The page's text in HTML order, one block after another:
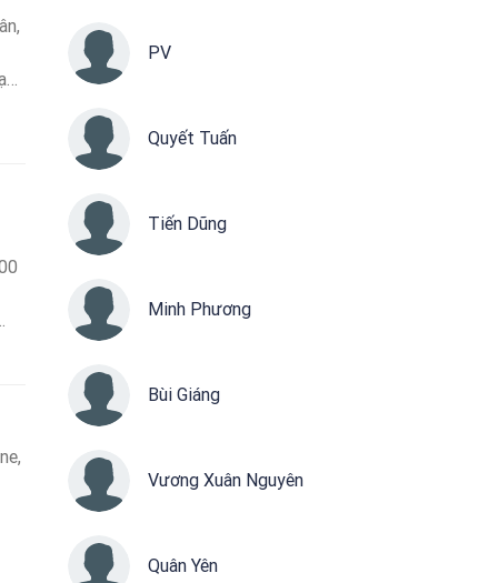
PV
Quyết Tuấn
Tiến Dũng
Minh Phương
Bùi Giáng
Vương Xuân Nguyên
Quân Yên